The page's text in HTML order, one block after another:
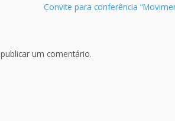
Convite para conferência
um comentário.